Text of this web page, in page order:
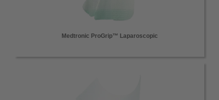
Medtronic ProGrip™ Laparoscopic